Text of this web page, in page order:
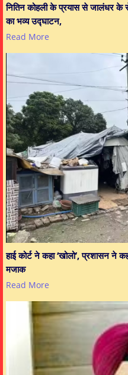
नितिन कोहली के प्रयास से जालंधर के
का भव्य उद्घाटन,
Read More
हाई कोर्ट ने कहा ‘खोलो’, प्रशासन ने
मजाक
Read More